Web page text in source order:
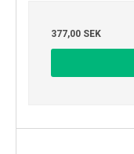
377,00 SEK